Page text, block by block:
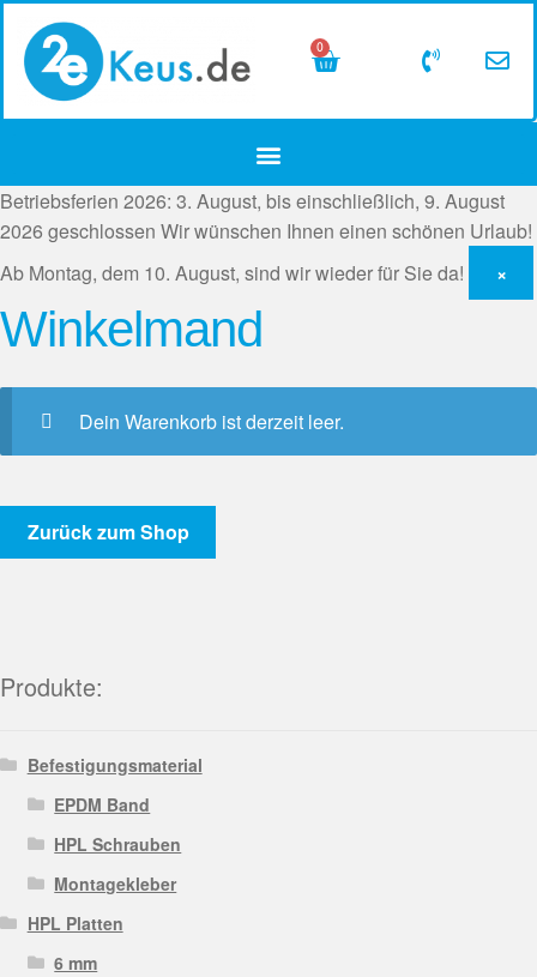
0
Betriebsferien 2026: 3. August, bis einschließlich, 9. August
2026 geschlossen Wir wünschen Ihnen einen schönen Urlaub!
Ab Montag, dem 10. August, sind wir wieder für Sie da!
×
Winkelmand
Dein Warenkorb ist derzeit leer.
Zurück zum Shop
Produkte:
Befestigungsmaterial
EPDM Band
HPL Schrauben
Montagekleber
HPL Platten
6 mm